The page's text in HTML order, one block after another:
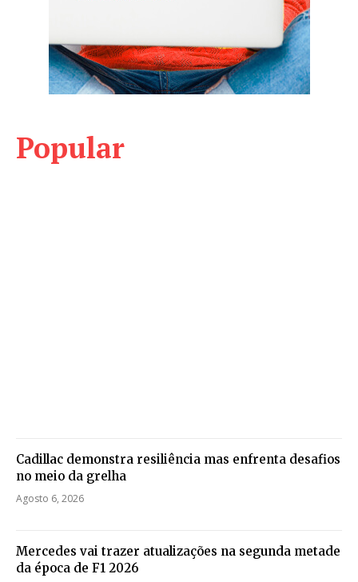
Popular
Cadillac demonstra resiliência mas enfrenta desafios
no meio da grelha
Agosto 6, 2026
Mercedes vai trazer atualizações na segunda metade
da época de F1 2026